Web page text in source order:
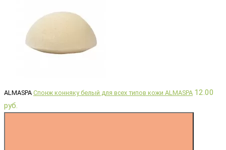
ALMASPA Спонж конняку белый для всех типов кожи ALMASPA 12.00
руб.